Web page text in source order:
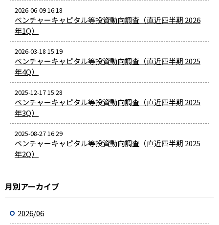
2026-06-09 16:18
ベンチャーキャピタル等投資動向調査（直近四半期 2026
年1Q）
2026-03-18 15:19
ベンチャーキャピタル等投資動向調査（直近四半期 2025
年4Q）
2025-12-17 15:28
ベンチャーキャピタル等投資動向調査（直近四半期 2025
年3Q）
2025-08-27 16:29
ベンチャーキャピタル等投資動向調査（直近四半期 2025
年2Q）
月別アーカイブ
2026/06